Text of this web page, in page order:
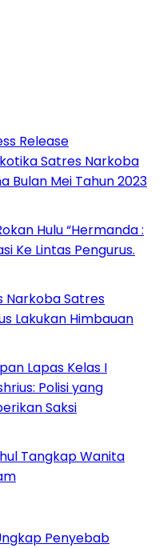
Release
Satres Narkoba
Bulan Mei Tahun 2023
Hulu “Hermanda :
Ke Lintas Pengurus.
Narkoba Satres
Lakukan Himbauan
Lapas Kelas I
Polisi yang
Saksi
Tangkap Wanita
Penyebab